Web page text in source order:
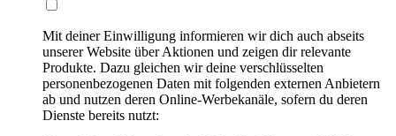
Mit deiner Einwilligung informieren wir dich auch abseits
unserer Website über Aktionen und zeigen dir relevante
Produkte. Dazu gleichen wir deine verschlüsselten
personenbezogenen Daten mit folgenden externen Anbietern
ab und nutzen deren Online-Werbekanäle, sofern du deren
Dienste bereits nutzt: